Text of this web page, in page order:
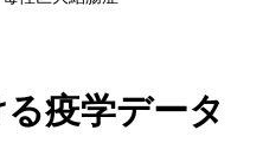
疫学データ